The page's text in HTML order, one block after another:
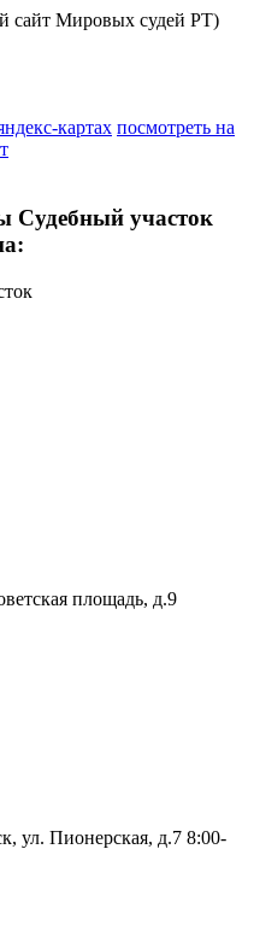
сайт Мировых судей РТ)
картах посмотреть на
Судебный участок
площадь, д.9
ул. Пионерская, д.7 8:00-